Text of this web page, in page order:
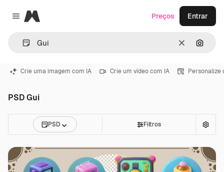
Close menu
Magnific
Limpar
Preços Entrar
Crie uma imagem com IA Crie um vídeo com IA Personalize
PSD Gui
PSD Filtros